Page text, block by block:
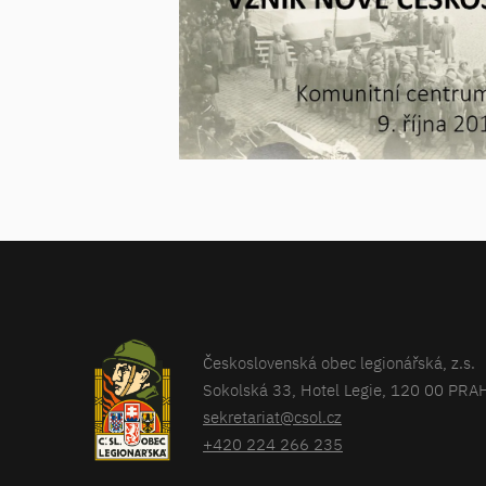
Československá obec legionářská, z.s.
Sokolská 33, Hotel Legie, 120 00
sekretariat@csol.cz
+420 224 266 235